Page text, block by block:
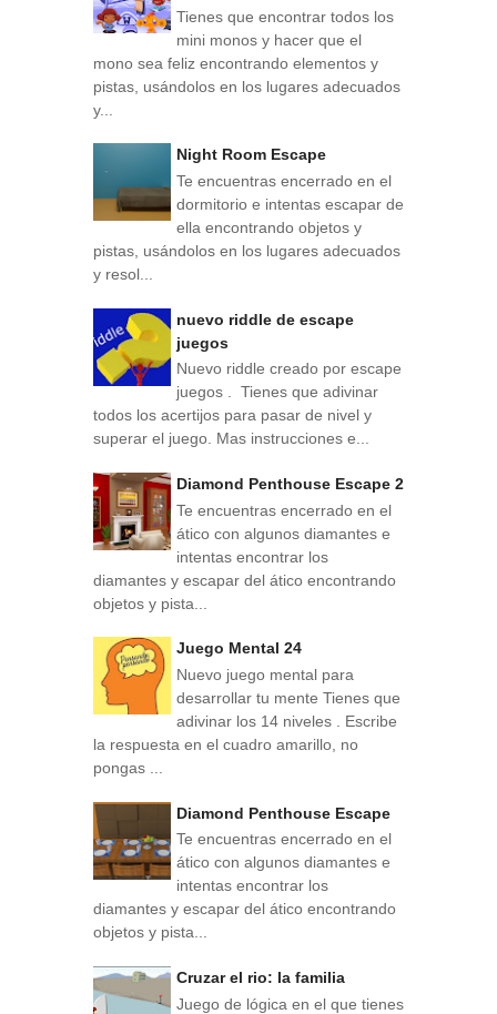
Tienes que encontrar todos los
mini monos y hacer que el
mono sea feliz encontrando elementos y
pistas, usándolos en los lugares adecuados
y...
Night Room Escape
Te encuentras encerrado en el
dormitorio e intentas escapar de
ella encontrando objetos y
pistas, usándolos en los lugares adecuados
y resol...
nuevo riddle de escape
juegos
Nuevo riddle creado por escape
juegos . Tienes que adivinar
todos los acertijos para pasar de nivel y
superar el juego. Mas instrucciones e...
Diamond Penthouse Escape 2
Te encuentras encerrado en el
ático con algunos diamantes e
intentas encontrar los
diamantes y escapar del ático encontrando
objetos y pista...
Juego Mental 24
Nuevo juego mental para
desarrollar tu mente Tienes que
adivinar los 14 niveles . Escribe
la respuesta en el cuadro amarillo, no
pongas ...
Diamond Penthouse Escape
Te encuentras encerrado en el
ático con algunos diamantes e
intentas encontrar los
diamantes y escapar del ático encontrando
objetos y pista...
Cruzar el rio: la familia
Juego de lógica en el que tienes